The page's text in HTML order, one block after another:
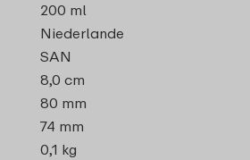
200 ml
Niederlande
SAN
8,0 cm
80 mm
74 mm
0,1 kg